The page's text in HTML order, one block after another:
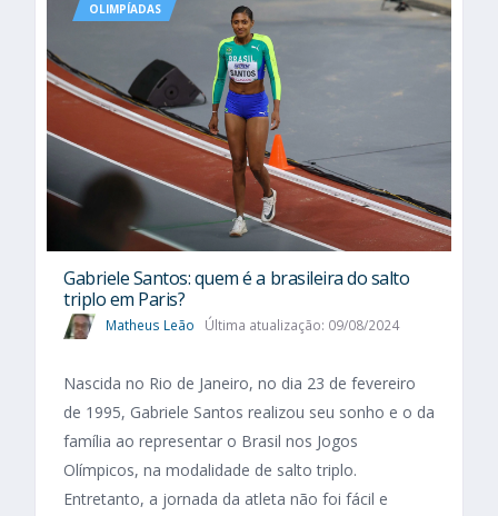
OLIMPÍADAS
Gabriele Santos: quem é a brasileira do salto
triplo em Paris?
Matheus Leão Última atualização: 09/08/2024
Nascida no Rio de Janeiro, no dia 23 de fevereiro
de 1995, Gabriele Santos realizou seu sonho e o da
família ao representar o Brasil nos Jogos
Olímpicos, na modalidade de salto triplo.
Entretanto, a jornada da atleta não foi fácil e